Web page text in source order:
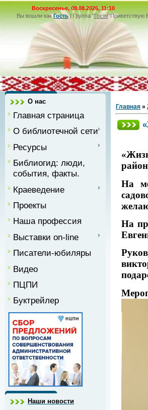
Воскресенье, 09.08.2026, 11:10
Вы вошли как Гость|Группа"Гости"Приветствую
О нас
Главная страница
О библиотечной сети
Ресурсы
Библиогид: люди,
события, факты.
Краеведение
Проекты
Наша профессия
Выставки on-line
Писатели-юбиляры
Видео
ПЦПИ
Буктрейлер
Наши новости
Главная »
На
На